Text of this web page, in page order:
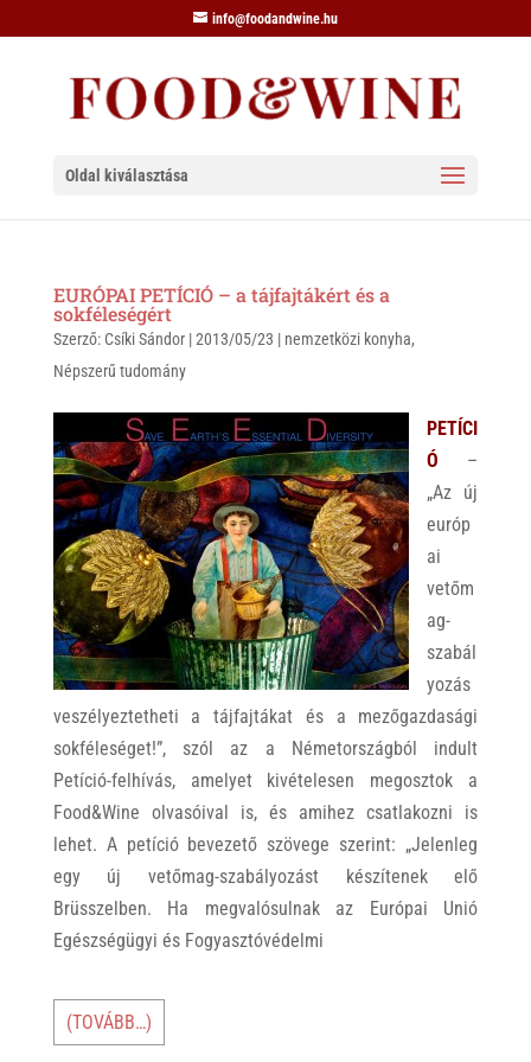
info@foodandwine.hu
Oldal kiválasztása
EURÓPAI PETÍCIÓ – a tájfajtákért és a
sokféleségért
Szerző: Csíki Sándor|2013/05/23 | nemzetközi konyha,
Népszerű tudomány
PETÍCI
Ó –
„Az új
európ
ai
vetőm
ag-
szabál
yozás
veszélyeztetheti a tájfajtákat és a mezőgazdasági
sokféleséget!”, szól az a Németországból indult
Petíció-felhívás, amelyet kivételesen megosztok a
Food&Wine olvasóival is, és amihez csatlakozni is
lehet. A petíció bevezető szövege szerint: „Jelenleg
egy új vetőmag-szabályozást készítenek elő
Brüsszelben. Ha megvalósulnak az Európai Unió
Egészségügyi és Fogyasztóvédelmi
(TOVÁBB…)